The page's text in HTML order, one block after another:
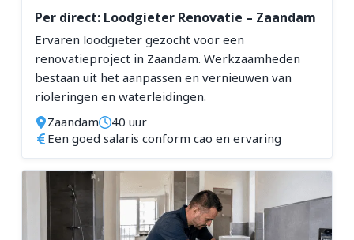
Per direct: Loodgieter Renovatie – Zaandam
Ervaren loodgieter gezocht voor een
renovatieproject in Zaandam. Werkzaamheden
bestaan uit het aanpassen en vernieuwen van
rioleringen en waterleidingen.
Zaandam
40 uur
Een goed salaris conform cao en ervaring